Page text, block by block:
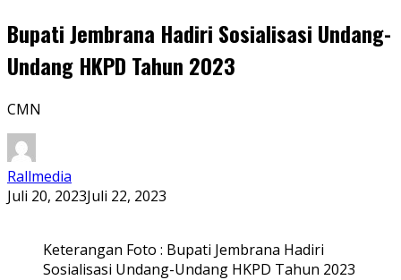
Bupati Jembrana Hadiri Sosialisasi Undang-
Undang HKPD Tahun 2023
CMN
Rallmedia
Juli 20, 2023Juli 22, 2023
Keterangan Foto : Bupati Jembrana Hadiri
Sosialisasi Undang-Undang HKPD Tahun 2023